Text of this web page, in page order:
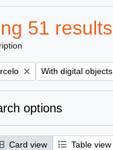
51 results
Remove filter:
With digital objects
options
Card view
Table view